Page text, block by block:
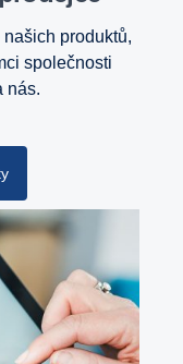
produktů,
společnosti
nás.